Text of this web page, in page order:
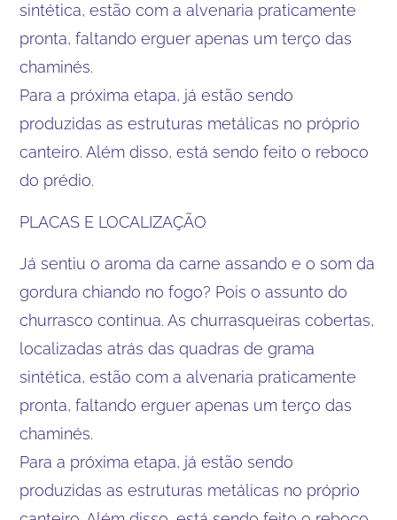
sintética, estão com a alvenaria praticamente
pronta, faltando erguer apenas um terço das
chaminés.
Para a próxima etapa, já estão sendo
produzidas as estruturas metálicas no próprio
canteiro. Além disso, está sendo feito o reboco
do prédio.
PLACAS E LOCALIZAÇÃO
Já sentiu o aroma da carne assando e o som da
gordura chiando no fogo? Pois o assunto do
churrasco continua. As churrasqueiras cobertas,
localizadas atrás das quadras de grama
sintética, estão com a alvenaria praticamente
pronta, faltando erguer apenas um terço das
chaminés.
Para a próxima etapa, já estão sendo
produzidas as estruturas metálicas no próprio